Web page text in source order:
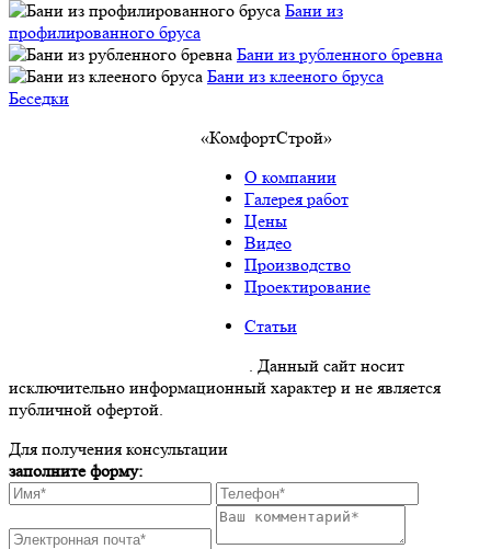
Бани из
профилированного бруса
Бани из рубленного бревна
Бани из клееного бруса
Беседки
«КомфортСтрой»
О компании
Галерея работ
Цены
Видео
Производство
Проектирование
Статьи
. Данный сайт носит
исключительно информационный характер и не является
публичной офертой.
Для получения консультации
заполните форму: